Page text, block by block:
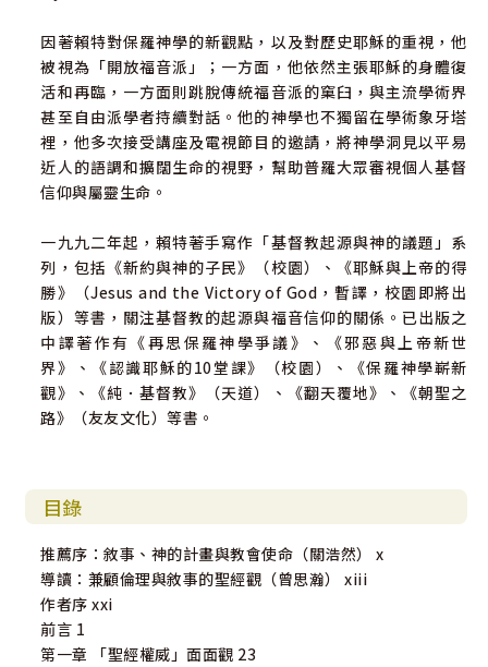
因著賴特對保羅神學的新觀點，以及對歷史耶穌的重視，他
被視為「開放福音派」；一方面，他依然主張耶穌的身體復
活和再臨，一方面則跳脫傳統福音派的窠臼，與主流學術界
甚至自由派學者持續對話。他的神學也不獨留在學術象牙塔
裡，他多次接受講座及電視節目的邀請，將神學洞見以平易
近人的語調和擴闊生命的視野，幫助普羅大眾審視個人基督
信仰與屬靈生命。
一九九二年起，賴特著手寫作「基督教起源與神的議題」系
列，包括《新約與神的子民》（校園）、《耶穌與上帝的得
勝》（Jesus and the Victory of God，暫譯，校園即將出
版）等書，關注基督教的起源與福音信仰的關係。已出版之
中譯著作有《再思保羅神學爭議》、《邪惡與上帝新世
界》、《認識耶穌的10堂課》（校園）、《保羅神學嶄新
觀》、《純．基督教》（天道）、《翻天覆地》、《朝聖之
路》（友友文化）等書。
目錄
推薦序：敘事、神的計畫與教會使命（關浩然） x
導讀：兼顧倫理與敘事的聖經觀（曾思瀚） xiii
作者序 xxi
前言 1
第一章 「聖經權威」面面觀 23